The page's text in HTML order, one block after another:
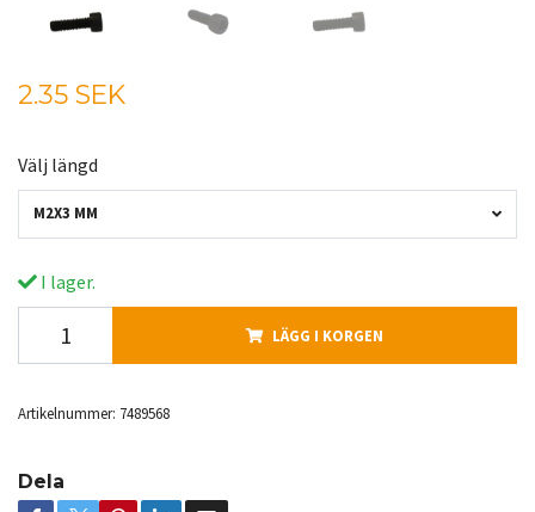
2.35 SEK
Välj längd
M2X3 MM
I lager.
LÄGG I KORGEN
Artikelnummer: 7489568
Dela